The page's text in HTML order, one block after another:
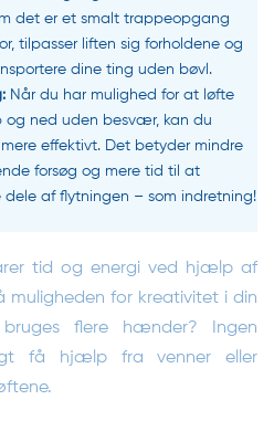
det er et smalt trappeopgang
tilpasser liften sig forholdene og
dine ting uden bøvl.
Når du har mulighed for at løfte
og ned uden besvær, kan du
effektivt. Det betyder mindre
forsøg og mere tid til at
dele af flytningen – som indretning!
tid og energi ved hjælp af
muligheden for kreativitet i din
flere hænder? Ingen
få hjælp fra venner eller